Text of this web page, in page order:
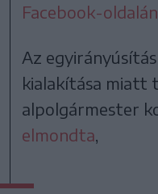
Facebook-oldalán
Az
kialakítása miatt
alpolgármester
elmondta